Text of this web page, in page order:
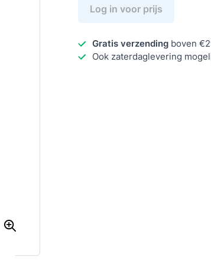
Log in voor prijs
Gratis verzending boven
Ook zaterdaglevering